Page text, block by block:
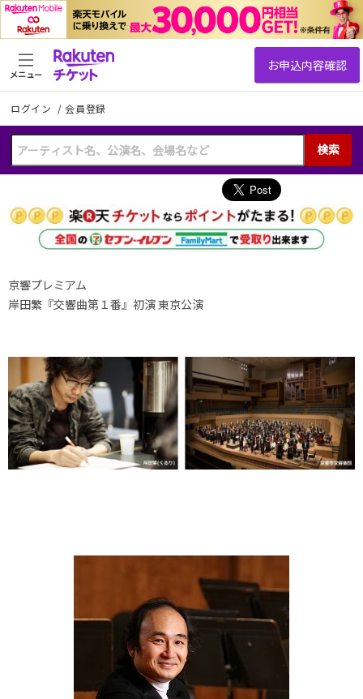
ログイン /会員登録
検索
メニュー
京響プレミアム
岸田繁『交響曲第１番』初演 東京公演